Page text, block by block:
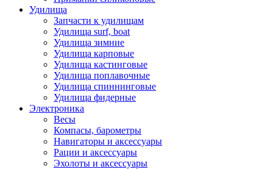
Удилища
Запчасти к удилищам
Удилища surf, boat
Удилища зимние
Удилища карповые
Удилища кастинговые
Удилища поплавочные
Удилища спиннинговые
Удилища фидерные
Электроника
Весы
Компасы, барометры
Навигаторы и аксессуары
Рации и аксессуары
Эхолоты и аксессуары